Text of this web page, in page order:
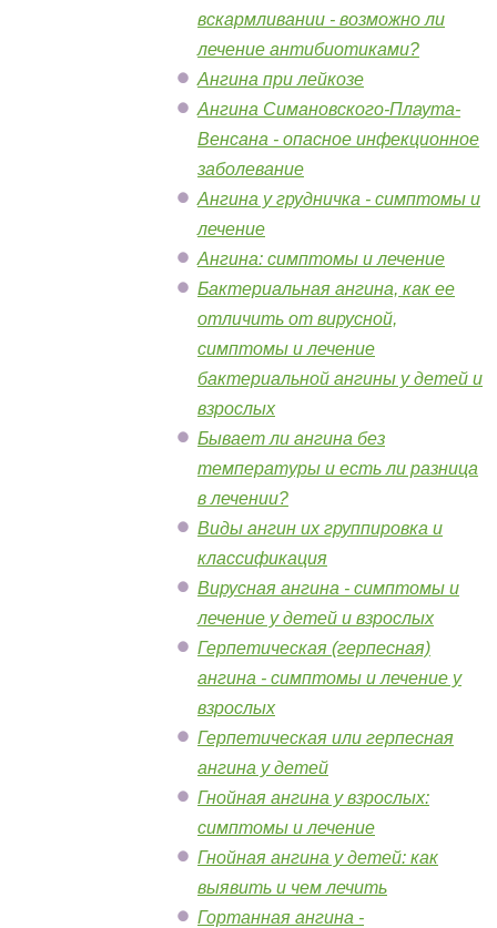
вскармливании - возможно ли
лечение антибиотиками?
Ангина при лейкозе
Ангина Симановского-Плаута-
Венсана - опасное инфекционное
заболевание
Ангина у грудничка - симптомы и
лечение
Ангина: симптомы и лечение
Бактериальная ангина, как ее
отличить от вирусной,
симптомы и лечение
бактериальной ангины у детей и
взрослых
Бывает ли ангина без
температуры и есть ли разница
в лечении?
Виды ангин их группировка и
классификация
Вирусная ангина - симптомы и
лечение у детей и взрослых
Герпетическая (герпесная)
ангина - симптомы и лечение у
взрослых
Герпетическая или герпесная
ангина у детей
Гнойная ангина у взрослых:
симптомы и лечение
Гнойная ангина у детей: как
выявить и чем лечить
Гортанная ангина -